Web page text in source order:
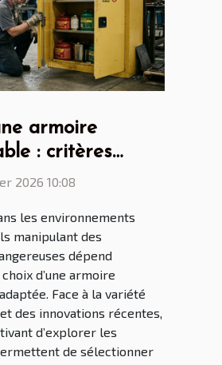
armoire
: critères
et nouveautés
2026 10:08
les environnements
manipulant des
dépend
d’une armoire
Face à la variété
des innovations récentes,
d’explorer les
de sélectionner